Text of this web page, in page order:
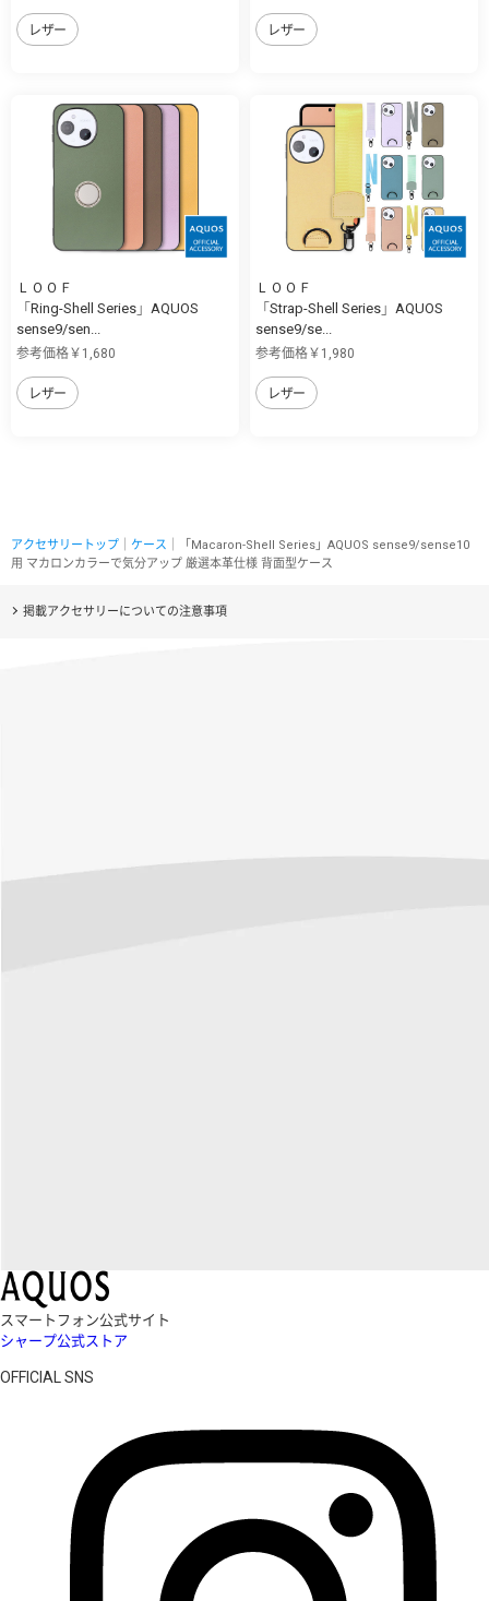
レザー レザー
ＬＯＯＦ
「Ring-Shell Series」AQUOS
sense9/sen...
参考価格￥1,680
レザー
ＬＯＯＦ
「Strap-Shell Series」AQUOS
sense9/se...
参考価格￥1,980
レザー
アクセサリートップ ケース ｜「Macaron-Shell Series」AQUOS sense9/sense10
用 マカロンカラーで気分アップ 厳選本革仕様 背面型ケース
掲載アクセサリーについての注意事項
スマートフォン公式サイト
シャープ公式ストア
OFFICIAL SNS